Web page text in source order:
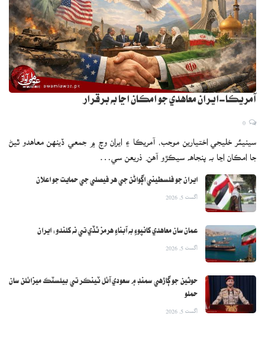
آمريڪا-ايران معاهدي جو امڪان اڃا به برقرار
سينيئر خليجي اختيارين موجب، آمريڪا ۽ ايران وچ ۾ جمعي ڏينهن معاهدو ٿيڻ
جا امڪان اڃا به پنجاهه سيڪڙو آهن. ذريعن سي…
ايران جو فلسطيني اڳواڻن جي هر فيصلي جي حمايت جو اعلان
اگست 5, 2026
عمان سان معاهدي کانپوءِ به آبناءِ هرمز ٿڏي تي نه کلندو: ايران
اگست 5, 2026
حوثين جو ڳاڙهي سمنڊ ۾ سعودي آئل ٽينڪر تي بيلسٽڪ ميزائلن سان
حملو
اگست 5, 2026